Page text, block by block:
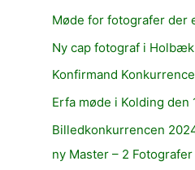
Møde for fotografer der
Ny cap fotograf i Holbæk
Konfirmand
Erfa møde i Kolding den
Billedkonkurrencen
ny Master – 2